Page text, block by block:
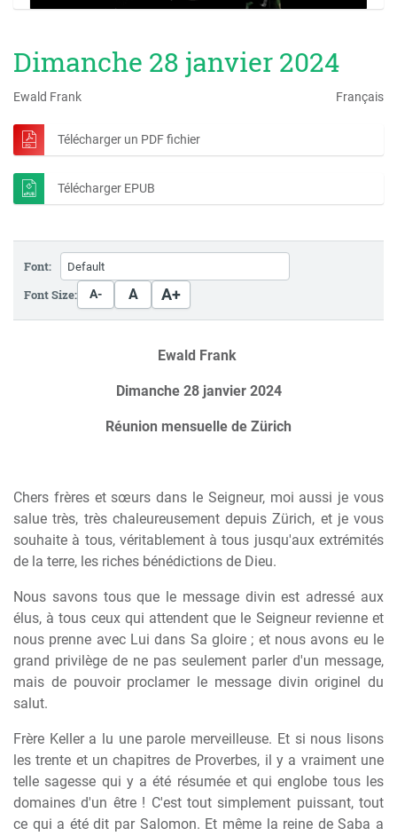
Dimanche 28 janvier 2024
Ewald Frank Français
Télécharger un PDF fichier
Télécharger EPUB
Font:
Font Size:
A- A A+
Ewald Frank
Dimanche 28 janvier 2024
Réunion mensuelle de Zürich
Chers frères et sœurs dans le Seigneur, moi aussi je vous
salue très, très chaleureusement depuis Zürich, et je vous
souhaite à tous, véritablement à tous jusqu'aux extrémités
de la terre, les riches bénédictions de Dieu.
Nous savons tous que le message divin est adressé aux
élus, à tous ceux qui attendent que le Seigneur revienne et
nous prenne avec Lui dans Sa gloire ; et nous avons eu le
grand privilège de ne pas seulement parler d'un message,
mais de pouvoir proclamer le message divin originel du
salut.
Frère Keller a lu une parole merveilleuse. Et si nous lisons
les trente et un chapitres de Proverbes, il y a vraiment une
telle sagesse qui y a été résumée et qui englobe tous les
domaines d'un être ! C'est tout simplement puissant, tout
ce qui a été dit par Salomon. Et même la reine de Saba a